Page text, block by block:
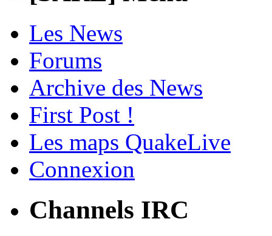
Les News
Forums
Archive des News
First Post !
Les maps QuakeLive
Connexion
Channels IRC